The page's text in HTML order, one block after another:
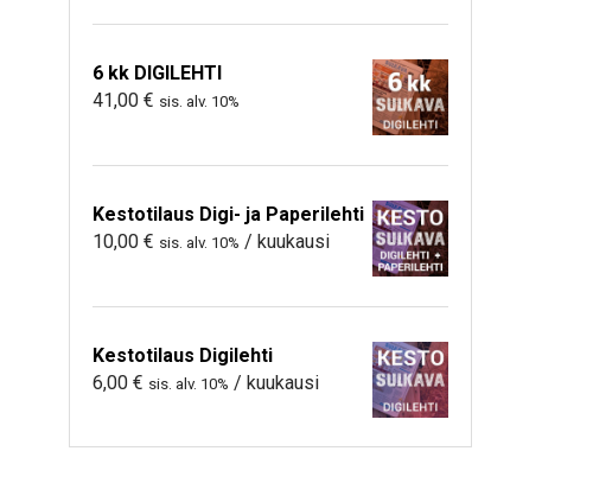
6 kk DIGILEHTI
41,00 € sis. alv. 10%
Kestotilaus Digi- ja Paperilehti
10,00 € sis. alv. 10% / kuukausi
Kestotilaus Digilehti
6,00 € sis. alv. 10% / kuukausi